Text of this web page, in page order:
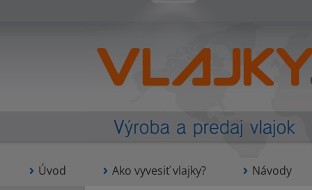
Úvod Ako vyvesiť vlajky? Návody